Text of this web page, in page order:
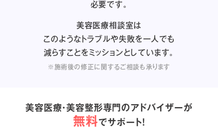
必要です。
美容医療相談室は
このようなトラブルや失敗を一人でも
減らすことをミッションとしています。
※施術後の修正に関するご相談も承ります
美容医療・美容整形専門のアドバイザーが
無料でサポート！